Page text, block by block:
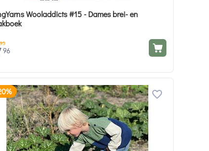
Wooladdicts #15 - Dames brei- en
96